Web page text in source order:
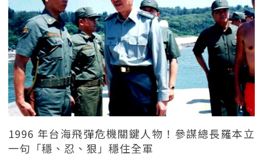
1996 年台海飛彈危機關鍵人物！參謀總長羅本立
一句「穩、忍、狠」穩住全軍